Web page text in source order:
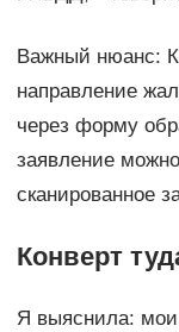
Важный нюанс:
направление
через форму
заявление
сканированное
Конверт
Я выяснила: мои